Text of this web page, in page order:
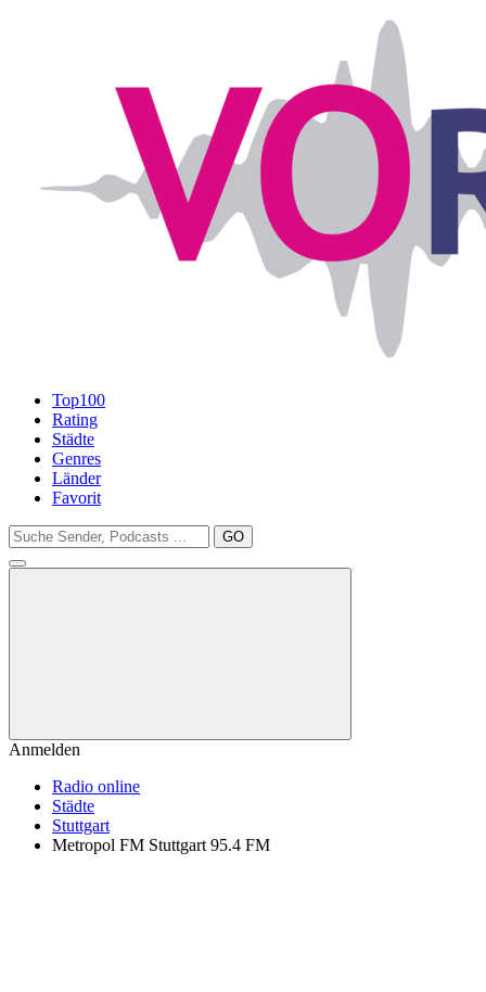
Top100
Rating
Städte
Genres
Länder
Favorit
GO
Anmelden
Radio online
Städte
Stuttgart
Metropol FM Stuttgart 95.4 FM